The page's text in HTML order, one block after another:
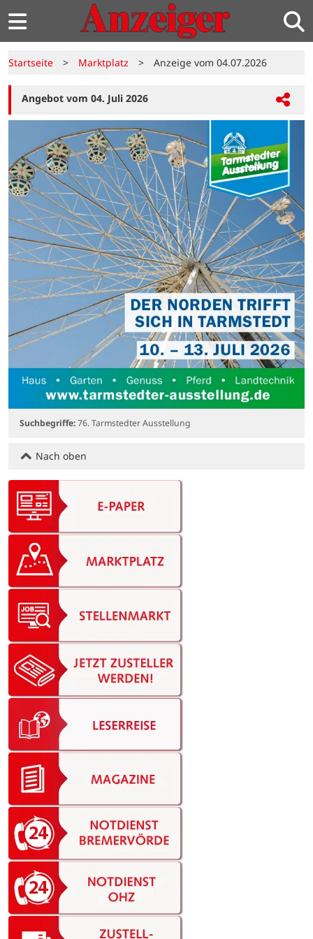
Startseite > Marktplatz > Anzeige vom 04.07.2026
Angebot vom 04. Juli 2026
Suchbegriffe:76. Tarmstedter Ausstellung
Nach oben